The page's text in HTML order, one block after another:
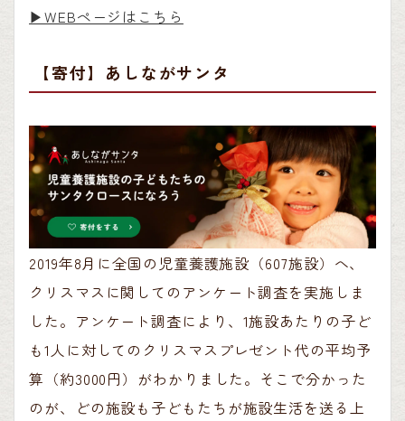
▶︎WEBページはこちら
【寄付】あしながサンタ
2019年8月に全国の児童養護施設（607施設）へ、
クリスマスに関してのアンケート調査を実施しま
した。アンケート調査により、1施設あたりの子ど
も1人に対してのクリスマスプレゼント代の平均予
算（約3000円）がわかりました。そこで分かった
のが、どの施設も子どもたちが施設生活を送る上